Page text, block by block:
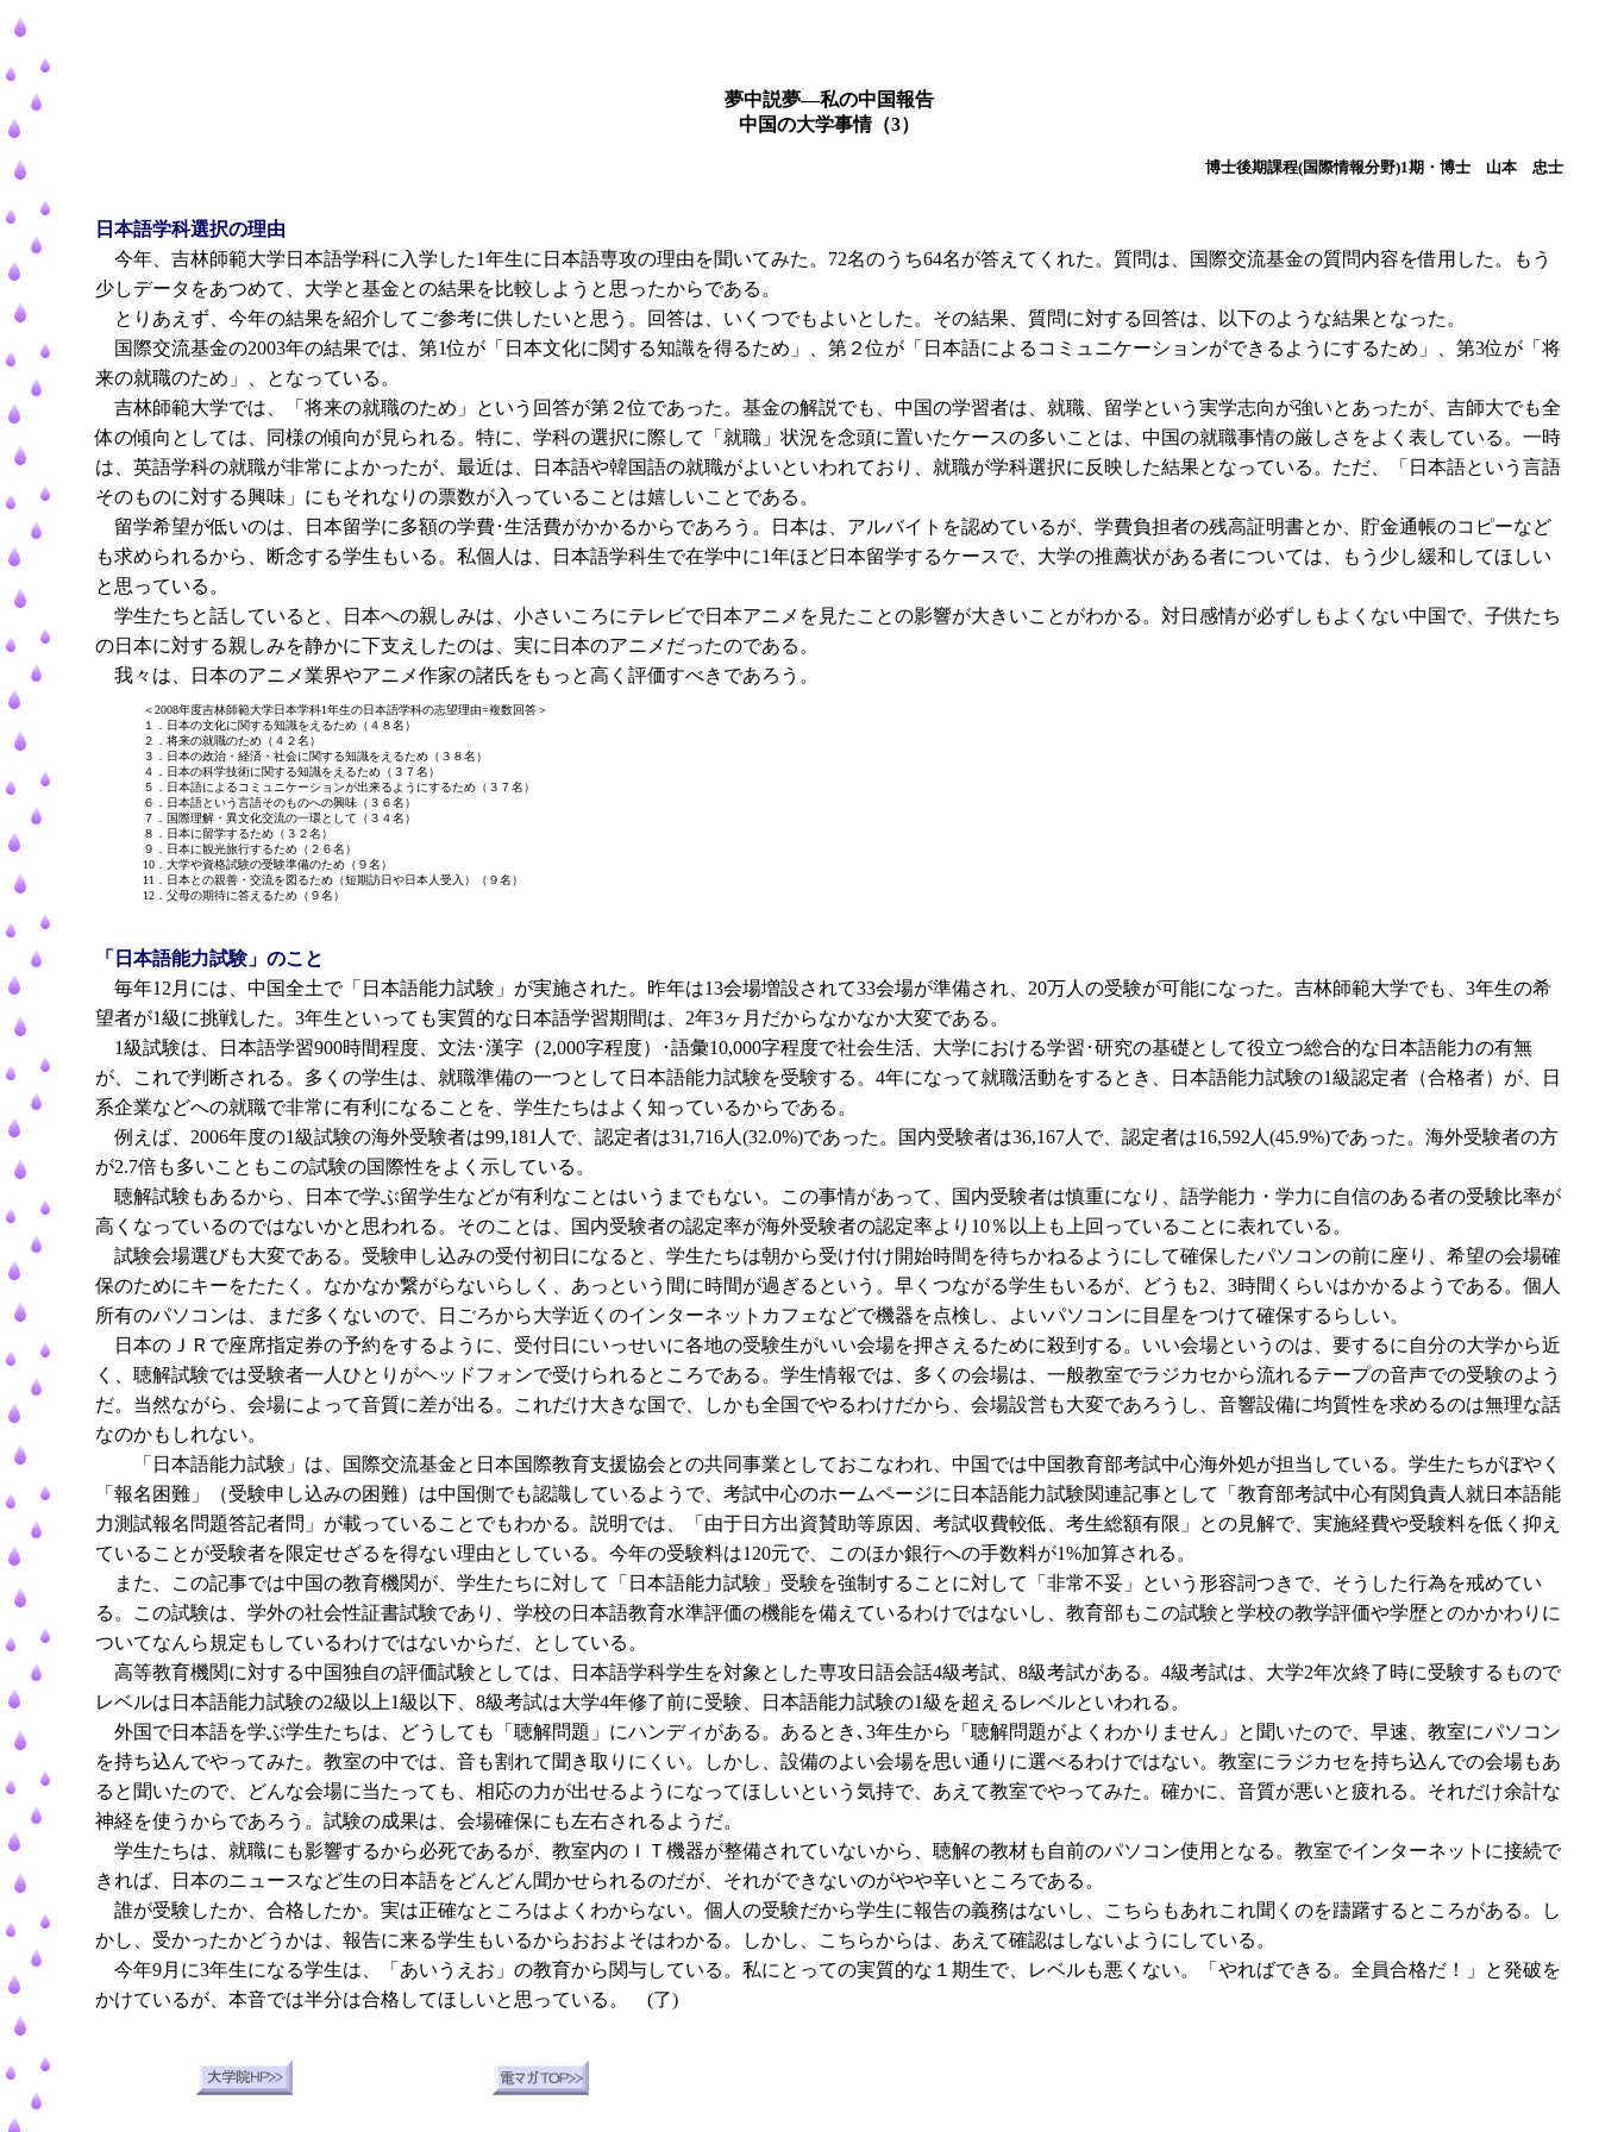
夢中説夢―私の中国報告
中国の大学事情（3）
博士後期課程(国際情報分野)1期・博士 山本 忠士
日本語学科選択の理由
今年、吉林師範大学日本語学科に入学した1年生に日本語専攻の理由を聞いてみた。72名のうち64名が答えてくれた。質問は、国際交流基金の質問内容を借用した。もう
少しデータをあつめて、大学と基金との結果を比較しようと思ったからである。
とりあえず、今年の結果を紹介してご参考に供したいと思う。回答は、いくつでもよいとした。その結果、質問に対する回答は、以下のような結果となった。
国際交流基金の2003年の結果では、第1位が「日本文化に関する知識を得るため」、第２位が「日本語によるコミュニケーションができるようにするため」、第3位が「将
来の就職のため」、となっている。
吉林師範大学では、「将来の就職のため」という回答が第２位であった。基金の解説でも、中国の学習者は、就職、留学という実学志向が強いとあったが、吉師大でも全
体の傾向としては、同様の傾向が見られる。特に、学科の選択に際して「就職」状況を念頭に置いたケースの多いことは、中国の就職事情の厳しさをよく表している。一時
は、英語学科の就職が非常によかったが、最近は、日本語や韓国語の就職がよいといわれており、就職が学科選択に反映した結果となっている。ただ、「日本語という言語
そのものに対する興味」にもそれなりの票数が入っていることは嬉しいことである。
留学希望が低いのは、日本留学に多額の学費･生活費がかかるからであろう。日本は、アルバイトを認めているが、学費負担者の残高証明書とか、貯金通帳のコピーなど
も求められるから、断念する学生もいる。私個人は、日本語学科生で在学中に1年ほど日本留学するケースで、大学の推薦状がある者については、もう少し緩和してほしい
と思っている。
学生たちと話していると、日本への親しみは、小さいころにテレビで日本アニメを見たことの影響が大きいことがわかる。対日感情が必ずしもよくない中国で、子供たち
の日本に対する親しみを静かに下支えしたのは、実に日本のアニメだったのである。
我々は、日本のアニメ業界やアニメ作家の諸氏をもっと高く評価すべきであろう。
＜2008年度吉林師範大学日本学科1年生の日本語学科の志望理由=複数回答＞
１．日本の文化に関する知識をえるため（４８名）
２．将来の就職のため（４２名）
３．日本の政治・経済・社会に関する知識をえるため（３８名）
４．日本の科学技術に関する知識をえるため（３７名）
５．日本語によるコミュニケーションが出来るようにするため（３７名）
６．日本語という言語そのものへの興味（３６名）
７．国際理解・異文化交流の一環として（３４名）
８．日本に留学するため（３２名）
９．日本に観光旅行するため（２６名）
10．大学や資格試験の受験準備のため（９名）
11．日本との親善・交流を図るため（短期訪日や日本人受入）（９名）
12．父母の期待に答えるため（９名）
「日本語能力試験」のこと
毎年12月には、中国全土で「日本語能力試験」が実施された。昨年は13会場増設されて33会場が準備され、20万人の受験が可能になった。吉林師範大学でも、3年生の希
望者が1級に挑戦した。3年生といっても実質的な日本語学習期間は、2年3ヶ月だからなかなか大変である。
1級試験は、日本語学習900時間程度、文法･漢字（2,000字程度）･語彙10,000字程度で社会生活、大学における学習･研究の基礎として役立つ総合的な日本語能力の有無
が、これで判断される。多くの学生は、就職準備の一つとして日本語能力試験を受験する。4年になって就職活動をするとき、日本語能力試験の1級認定者（合格者）が、日
系企業などへの就職で非常に有利になることを、学生たちはよく知っているからである。
例えば、2006年度の1級試験の海外受験者は99,181人で、認定者は31,716人(32.0%)であった。国内受験者は36,167人で、認定者は16,592人(45.9%)であった。海外受験者の方
が2.7倍も多いこともこの試験の国際性をよく示している。
聴解試験もあるから、日本で学ぶ留学生などが有利なことはいうまでもない。この事情があって、国内受験者は慎重になり、語学能力・学力に自信のある者の受験比率が
高くなっているのではないかと思われる。そのことは、国内受験者の認定率が海外受験者の認定率より10％以上も上回っていることに表れている。
試験会場選びも大変である。受験申し込みの受付初日になると、学生たちは朝から受け付け開始時間を待ちかねるようにして確保したパソコンの前に座り、希望の会場確
保のためにキーをたたく。なかなか繋がらないらしく、あっという間に時間が過ぎるという。早くつながる学生もいるが、どうも2、3時間くらいはかかるようである。個人
所有のパソコンは、まだ多くないので、日ごろから大学近くのインターネットカフェなどで機器を点検し、よいパソコンに目星をつけて確保するらしい。
日本のＪＲで座席指定券の予約をするように、受付日にいっせいに各地の受験生がいい会場を押さえるために殺到する。いい会場というのは、要するに自分の大学から近
く、聴解試験では受験者一人ひとりがヘッドフォンで受けられるところである。学生情報では、多くの会場は、一般教室でラジカセから流れるテープの音声での受験のよう
だ。当然ながら、会場によって音質に差が出る。これだけ大きな国で、しかも全国でやるわけだから、会場設営も大変であろうし、音響設備に均質性を求めるのは無理な話
なのかもしれない。
「日本語能力試験」は、国際交流基金と日本国際教育支援協会との共同事業としておこなわれ、中国では中国教育部考試中心海外処が担当している。学生たちがぼやく
「報名困難」（受験申し込みの困難）は中国側でも認識しているようで、考試中心のホームページに日本語能力試験関連記事として「教育部考試中心有関負責人就日本語能
力測試報名問題答記者問」が載っていることでもわかる。説明では、「由于日方出資賛助等原因、考試収費較低、考生総額有限」との見解で、実施経費や受験料を低く抑え
ていることが受験者を限定せざるを得ない理由としている。今年の受験料は120元で、このほか銀行への手数料が1%加算される。
また、この記事では中国の教育機関が、学生たちに対して「日本語能力試験」受験を強制することに対して「非常不妥」という形容詞つきで、そうした行為を戒めてい
る。この試験は、学外の社会性証書試験であり、学校の日本語教育水準評価の機能を備えているわけではないし、教育部もこの試験と学校の教学評価や学歴とのかかわりに
ついてなんら規定もしているわけではないからだ、としている。
高等教育機関に対する中国独自の評価試験としては、日本語学科学生を対象とした専攻日語会話4級考試、8級考試がある。4級考試は、大学2年次終了時に受験するもので
レベルは日本語能力試験の2級以上1級以下、8級考試は大学4年修了前に受験、日本語能力試験の1級を超えるレベルといわれる。
外国で日本語を学ぶ学生たちは、どうしても「聴解問題」にハンディがある。あるとき､3年生から「聴解問題がよくわかりません」と聞いたので、早速、教室にパソコン
を持ち込んでやってみた。教室の中では、音も割れて聞き取りにくい。しかし、設備のよい会場を思い通りに選べるわけではない。教室にラジカセを持ち込んでの会場もあ
ると聞いたので、どんな会場に当たっても、相応の力が出せるようになってほしいという気持で、あえて教室でやってみた。確かに、音質が悪いと疲れる。それだけ余計な
神経を使うからであろう。試験の成果は、会場確保にも左右されるようだ。
学生たちは、就職にも影響するから必死であるが、教室内のＩＴ機器が整備されていないから、聴解の教材も自前のパソコン使用となる。教室でインターネットに接続で
きれば、日本のニュースなど生の日本語をどんどん聞かせられるのだが、それができないのがやや辛いところである。
誰が受験したか、合格したか。実は正確なところはよくわからない。個人の受験だから学生に報告の義務はないし、こちらもあれこれ聞くのを躊躇するところがある。し
かし、受かったかどうかは、報告に来る学生もいるからおおよそはわかる。しかし、こちらからは、あえて確認はしないようにしている。
今年9月に3年生になる学生は、「あいうえお」の教育から関与している。私にとっての実質的な１期生で、レベルも悪くない。「やればできる。全員合格だ！」と発破を
かけているが、本音では半分は合格してほしいと思っている。 (了)